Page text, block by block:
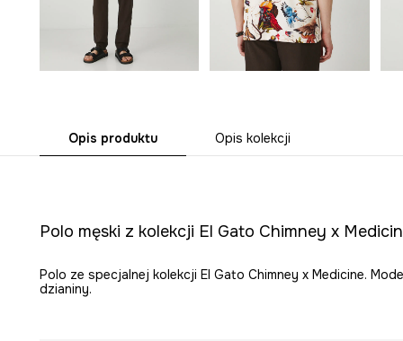
Opis produktu Opis kolekcji
Polo męski z kolekcji El Gato Chimney x
Polo ze specjalnej kolekcji El Gato Chimney x Medicine.
dzianiny.